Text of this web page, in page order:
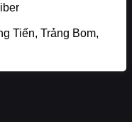
Tiến, Trảng Bom,